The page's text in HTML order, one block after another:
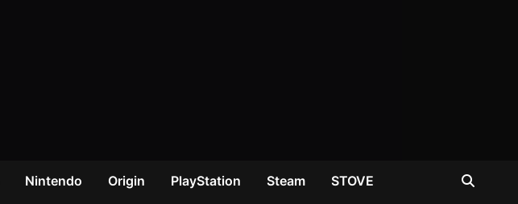
Nintendo Origin PlayStation Steam STOVE